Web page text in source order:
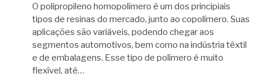
O polipropileno homopolímero é um dos principiais
tipos de resinas do mercado, junto ao copolímero. Suas
aplicações são variáveis, podendo chegar aos
segmentos automotivos, bem como na indústria têxtil
e de embalagens. Esse tipo de polímero é muito
flexível, até…